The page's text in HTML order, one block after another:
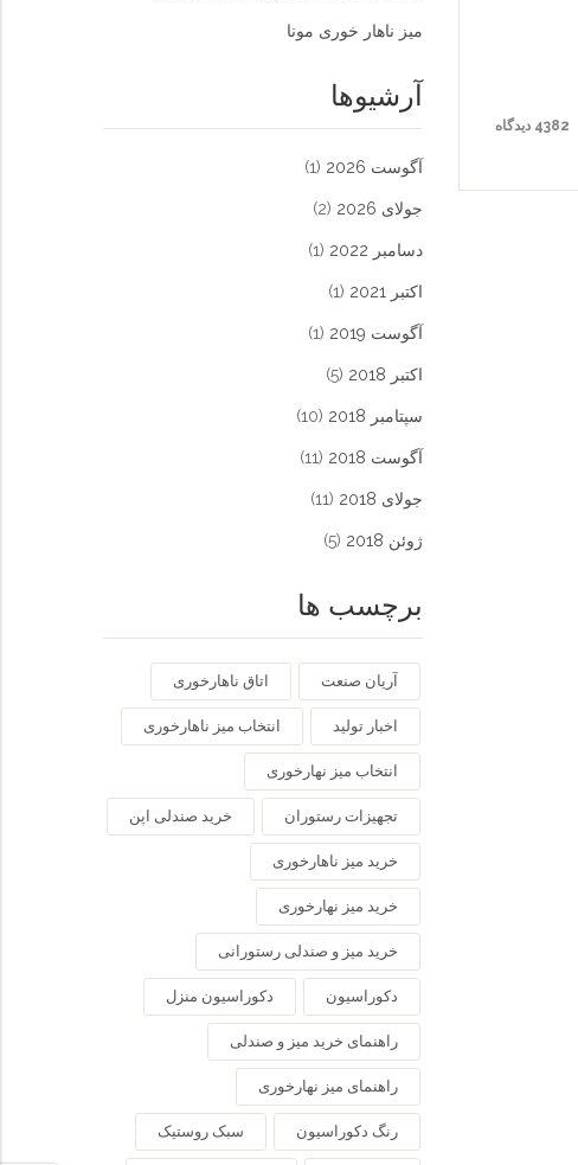
میز ناهار خوری مونا
آرشیوها
آگوست 2026 (1)
جولای 2026 (2)
دسامبر 2022 (1)
اکتبر 2021 (1)
آگوست 2019 (1)
اکتبر 2018 (5)
سپتامبر 2018 (10)
آگوست 2018 (11)
جولای 2018 (11)
ژوئن 2018 (5)
برچسب ها
آریان صنعت اتاق ناهارخوری
اخبار تولید انتخاب میز ناهارخوری
انتخاب میز نهارخوری
تجهیزات رستوران خرید صندلی اپن
خرید میز ناهارخوری
خرید میز نهارخوری
خرید میز و صندلی رستورانی
دکوراسیون دکوراسیون منزل
راهنمای خرید میز و صندلی
راهنمای میز نهارخوری
رنگ دکوراسیون سبک روستیک
4382 دیدگاه